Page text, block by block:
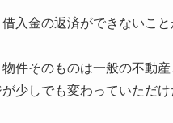
入金の返済ができないこ
件そのものは一般の不動
少しでも変わっていただけ